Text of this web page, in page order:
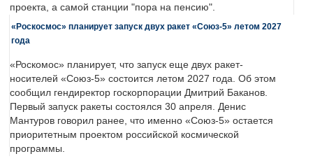
проекта, а самой станции "пора на пенсию".
«Роскосмос» планирует запуск двух ракет «Союз-5» летом 2027
года
«Роскомос» планирует, что запуск еще двух ракет-
носителей «Союз-5» состоится летом 2027 года. Об этом
сообщил гендиректор госкорпорации Дмитрий Баканов.
Первый запуск ракеты состоялся 30 апреля. Денис
Мантуров говорил ранее, что именно «Союз-5» остается
приоритетным проектом российской космической
программы.